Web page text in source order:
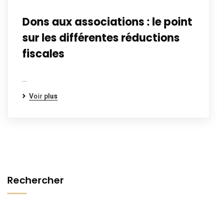
Dons aux associations : le point
sur les différentes réductions
fiscales
…
Voir plus
Rechercher